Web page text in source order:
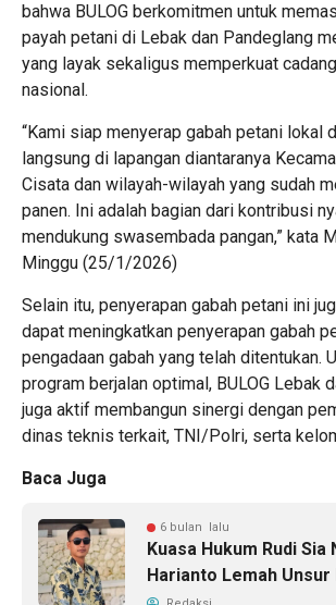
bahwa BULOG berkomitmen untuk
payah petani di Lebak dan Pandeglang
yang layak sekaligus memperkuat
nasional.
“Kami siap menyerap gabah petani lokal
langsung di lapangan diantaranya
Cisata dan wilayah-wilayah yang sudah
panen. Ini adalah bagian dari kontribusi
mendukung swasembada pangan,” kata
Minggu (25/1/2026)
Selain itu, penyerapan gabah petani ini
dapat meningkatkan penyerapan gabah
pengadaan gabah yang telah ditentukan.
program berjalan optimal, BULOG Lebak
juga aktif membangun sinergi dengan
dinas teknis terkait, TNI/Polri, serta
Baca Juga
6 bulan lalu
Kuasa Hukum Rudi Sia
Harianto Lemah Unsur